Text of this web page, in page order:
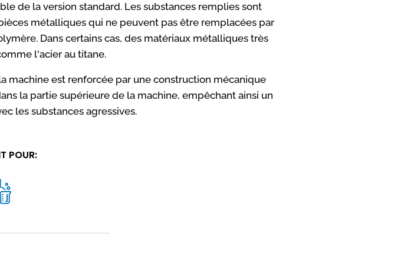
de la version standard. Les substances remplies sont
métalliques qui ne peuvent pas être remplacées par
Dans certains cas, des matériaux métalliques très
l'acier au titane.
machine est renforcée par une construction mécanique
la partie supérieure de la machine, empêchant ainsi un
les substances agressives.
POUR: